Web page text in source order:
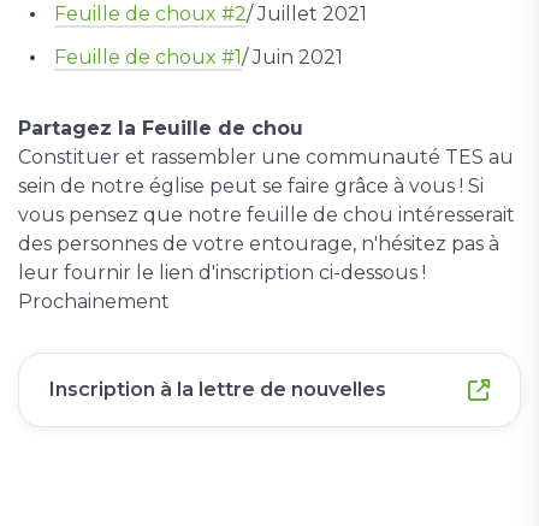
Feuille de choux #2/ Juillet 2021
Feuille de choux #1/ Juin 2021
Partagez la Feuille de chou
Constituer et rassembler une communauté TES au
sein de notre église peut se faire grâce à vous ! Si
vous pensez que notre feuille de chou intéresserait
des personnes de votre entourage, n'hésitez pas à
leur fournir le lien d'inscription ci-dessous !
Prochainement
Inscription à la lettre de nouvelles